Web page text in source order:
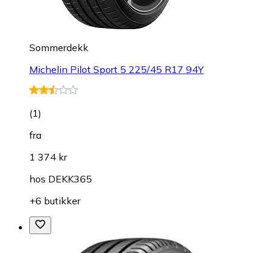
Sommerdekk
Michelin Pilot Sport 5 225/45 R17 94Y
(1)
fra
1 374 kr
hos DEKK365
+6 butikker